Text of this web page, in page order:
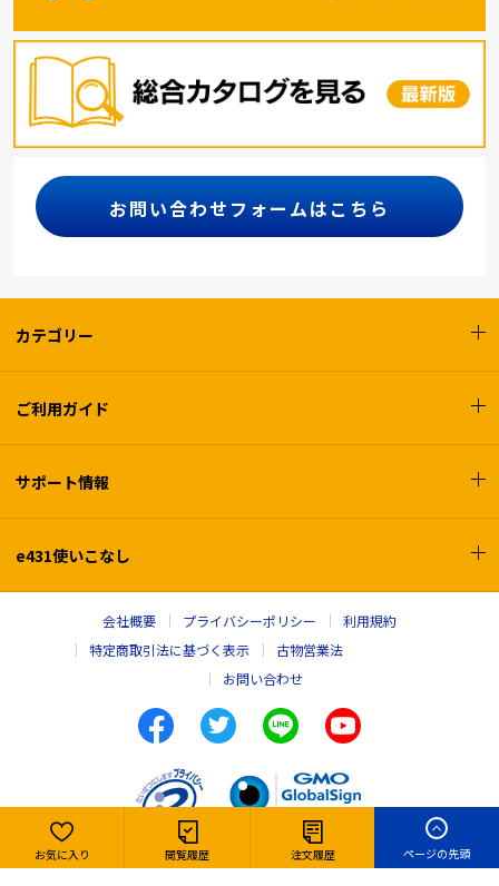
お気に入り 閲覧履歴 注文履歴 ページの先頭
お問い合わせフォームはこちら
カテゴリー
ご利用ガイド
サポート情報
e431使いこなし
会社概要 プライバシーポリシー
利用規約
特定商取引法に基づく表示
古物営業法
お問い合わせ
Copyright © e431, INC. All rights reserved,